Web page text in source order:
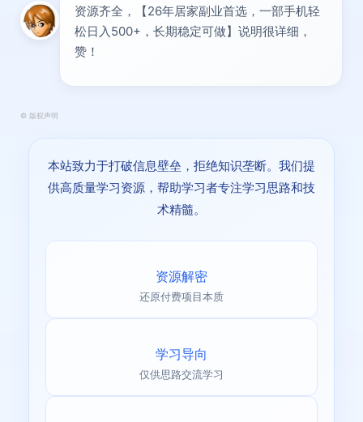
资源齐全，【26年居家副业首选，一部手机轻
松日入500+，长期稳定可做】说明很详细，
赞！
© 版权声明
本站致力于打破信息壁垒，拒绝知识垄断。我们提
供高质量学习资源，帮助学习者专注学习思路和技
术精髓。
资源解密
还原付费项目本质
学习导向
仅供思路交流学习